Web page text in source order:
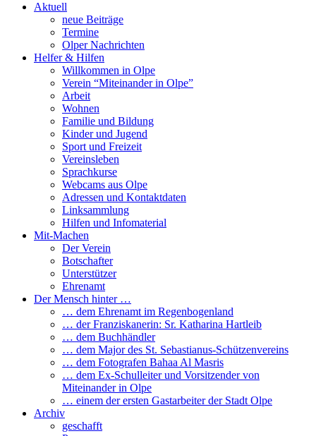
Aktuell
neue Beiträge
Termine
Olper Nachrichten
Helfer & Hilfen
Willkommen in Olpe
Verein “Miteinander in Olpe”
Arbeit
Wohnen
Familie und Bildung
Kinder und Jugend
Sport und Freizeit
Vereinsleben
Sprachkurse
Webcams aus Olpe
Adressen und Kontaktdaten
Linksammlung
Hilfen und Infomaterial
Mit-Machen
Der Verein
Botschafter
Unterstützer
Ehrenamt
Der Mensch hinter …
… dem Ehrenamt im Regenbogenland
… der Franziskanerin: Sr. Katharina Hartleib
… dem Buchhändler
… dem Major des St. Sebastianus-Schützenvereins
… dem Fotografen Bahaa Al Masris
… dem Ex-Schulleiter und Vorsitzender von
Miteinander in Olpe
… einem der ersten Gastarbeiter der Stadt Olpe
Archiv
geschafft